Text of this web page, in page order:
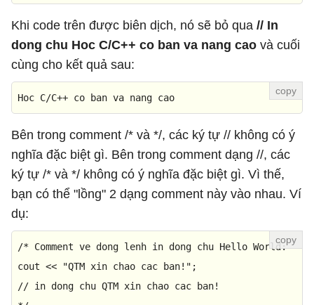
Khi code trên được biên dịch, nó sẽ bỏ qua // In
dong chu Hoc C/C++ co ban va nang cao và cuối
cùng cho kết quả sau:
Hoc C/C++ co ban va nang cao
Bên trong comment /* và */, các ký tự // không có ý
nghĩa đặc biệt gì. Bên trong comment dạng //, các
ký tự /* và */ không có ý nghĩa đặc biệt gì. Vì thế,
bạn có thể "lồng" 2 dạng comment này vào nhau. Ví
dụ:
/* Comment ve dong lenh in dong chu Hello World:
cout << "QTM xin chao cac ban!";
// in dong chu QTM xin chao cac ban!